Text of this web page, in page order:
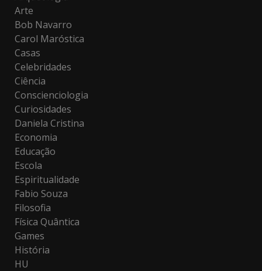
Arte
Bob Navarro
Carol Maróstica
Casas
Celebridades
Ciência
Conscienciologia
Curiosidades
Daniela Cristina
Economia
Educação
Escola
Espiritualidade
Fabio Souza
Filosofia
Física Quântica
Games
História
HU